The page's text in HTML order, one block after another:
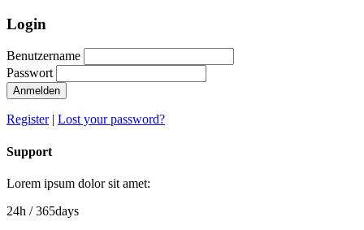
Login
Benutzername
Passwort
Register| Lost your password?
Support
Lorem ipsum dolor sit amet:
24h / 365days